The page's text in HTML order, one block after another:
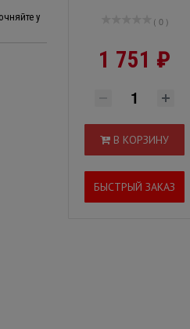
( 0 )
1 751 ₽
В КОРЗИНУ
БЫСТРЫЙ ЗАКАЗ
у